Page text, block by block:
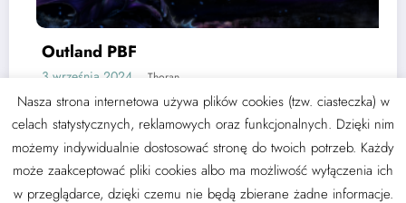
Outland PBF
3 września 2024 Thoran
NewsBlogger - Magazyn i blog WordPressMotyw 2026 | Wspierane przezSpiceThemes
Nasza strona internetowa używa plików cookies (tzw. ciasteczka) w
celach statystycznych, reklamowych oraz funkcjonalnych. Dzięki nim
możemy indywidualnie dostosować stronę do twoich potrzeb. Każdy
może zaakceptować pliki cookies albo ma możliwość wyłączenia ich
w przeglądarce, dzięki czemu nie będą zbierane żadne informacje.